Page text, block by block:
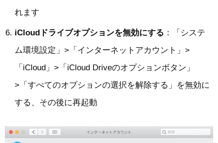
れます
iCloudドライブオプションを無効にする ：「システ
ム環境設定」>「インターネットアカウント」>
「iCloud」>「iCloud Driveのオプションボタン」
>「すべてのオプションの選択を解除する」を無効に
する、その後に再起動